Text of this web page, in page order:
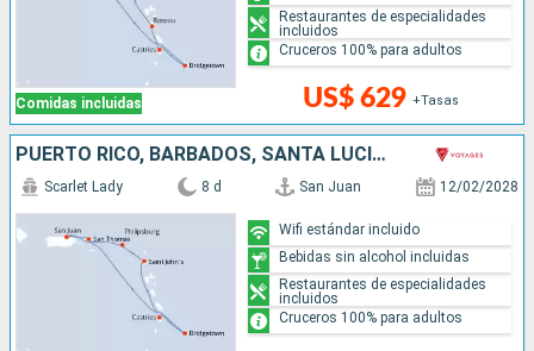
Comidas incluidas US$ 629 +Tasas
Restaurantes de especialidades
incluidos
Cruceros 100% para adultos
PUERTO RICO, BARBADOS, SANTA LUCIA, ANTIGUA Y BARBUDA, SAN MARTÍN
Scarlet Lady 8 d San Juan 12/02/2028
Wifi estándar incluido
Bebidas sin alcohol incluidas
Restaurantes de especialidades
incluidos
Cruceros 100% para adultos